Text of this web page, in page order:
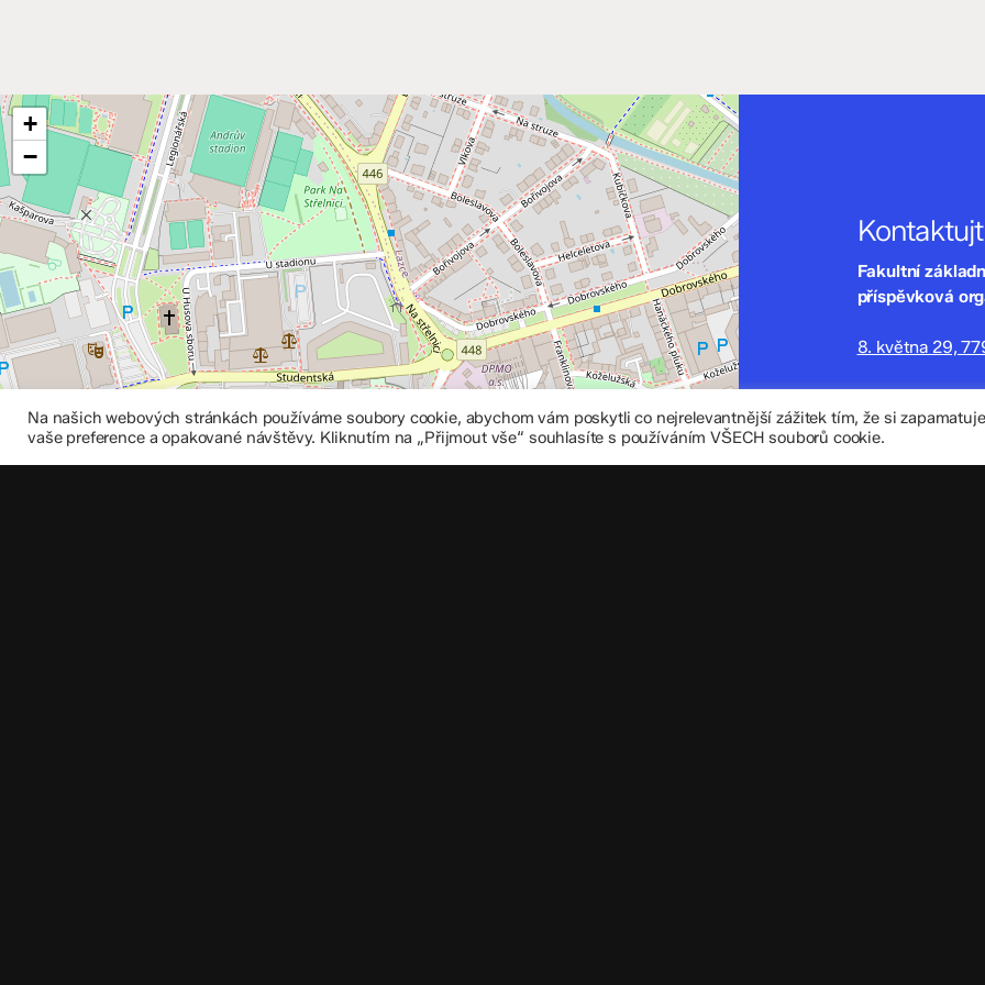
+
−
Fakultní
příspěvková
8. května 29,
+420 585 208
Na našich webových stránkách používáme soubory cookie, abychom vám poskytli co nejrelevantnější zážitek tím, že si
vaše preference a opakované návštěvy. Kliknutím na „Přijmout vše“ souhlasíte s používáním VŠECH souborů cookie.